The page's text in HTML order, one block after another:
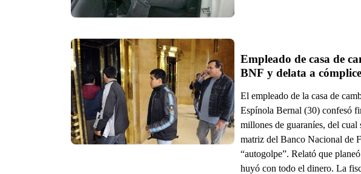
Empleado de casa de
BNF y delata a cómplice
El empleado de la casa de
Espínola Bernal (30) confesó
millones de guaraníes, del cual
matriz del Banco Nacional de
“autogolpe”. Relató que
huyó con todo el dinero. La